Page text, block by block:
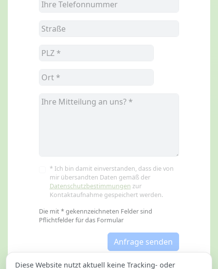
* Ich bin damit einverstanden, dass die von
mir übersandten Daten gemäß der
Datenschutzbestimmungen zur
Kontaktaufnahme gespeichert werden.
Die mit * gekennzeichneten Felder sind
Pflichtfelder für das Formular
Anfrage senden
Diese Website nutzt aktuell keine Tracking- oder